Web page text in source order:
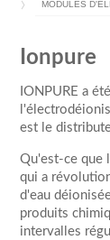
MODULES
Ionpure
IONPURE a
est le
Qu'est-ce que
qui a
d'eau
produits
intervalles